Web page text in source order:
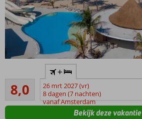
Direct aan
zandstrand
Zwembad
met
8,0
Zeer goed
306
beoordelingen
+
26 mrt 2027 (vr)
8 dagen (7 nachten)
vanaf Amsterdam
Bekijk deze vakantie